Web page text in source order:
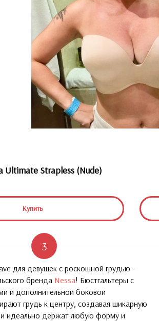
Ultimate Strapless (Nude)
Купить
3
для девушек с роскошной грудью -
бренда Nessa! Бюстгальтеры с
и дополнительной боковой
грудь к центру, создавая шикарную
идеально держат любую форму и